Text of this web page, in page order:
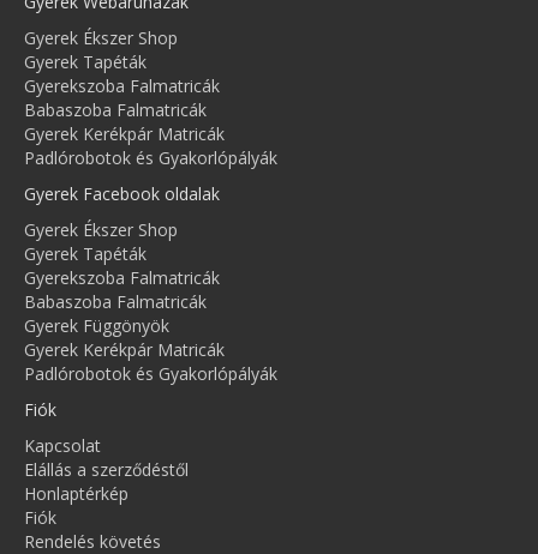
Gyerek Ékszer Shop
Gyerek Tapéták
Gyerekszoba Falmatricák
Babaszoba Falmatricák
Gyerek Kerékpár Matricák
Padlórobotok és Gyakorlópályák
Gyerek Facebook oldalak
Gyerek Ékszer Shop
Gyerek Tapéták
Gyerekszoba Falmatricák
Babaszoba Falmatricák
Gyerek Függönyök
Gyerek Kerékpár Matricák
Padlórobotok és Gyakorlópályák
Fiók
Kapcsolat
Elállás a szerződéstől
Honlaptérkép
Fiók
Rendelés követés